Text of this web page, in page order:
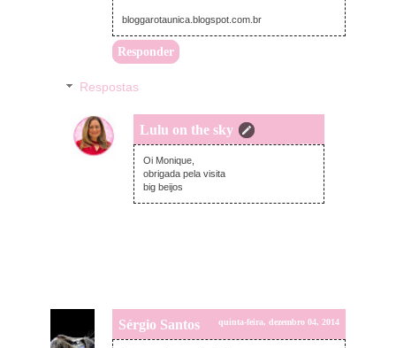
bloggarotaunica.blogspot.com.br
Responder
Respostas
Lulu on the sky
quinta-feira, dezembro 04, 2014
Oi Monique,
obrigada pela visita
big beijos
Sérgio Santos quinta-feira, dezembro 04, 2014